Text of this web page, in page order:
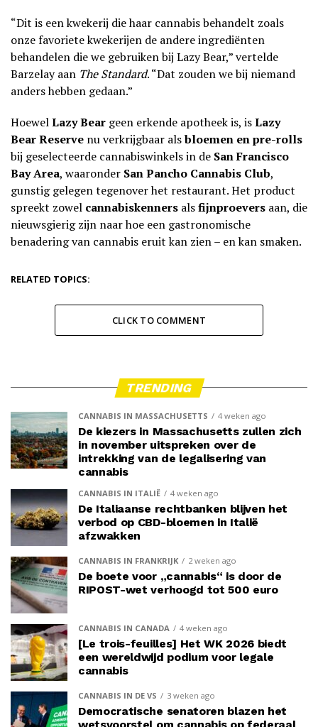
“Dit is een kwekerij die haar cannabis behandelt zoals
onze favoriete kwekerijen de andere ingrediënten
behandelen die we gebruiken bij Lazy Bear,” vertelde
Barzelay aan The Standard. “Dat zouden we bij niemand
anders hebben gedaan.”
HoewelLazy Bear geen erkende apotheek is, isLazy
Bear Reserve nu verkrijgbaar alsbloemen en pre-rolls
bij geselecteerde cannabiswinkels in de San Francisco
Bay Area, waaronder San Pancho Cannabis Club,
gunstig gelegen tegenover het restaurant. Het product
spreekt zowel cannabiskenners alsfijnproevers aan, die
nieuwsgierig zijn naar hoe een gastronomische
benadering van cannabis eruit kan zien – en kan smaken.
RELATED TOPICS:
CLICK TO COMMENT
TRENDING
CANNABIS IN MASSACHUSETTS 4 weken ago
De kiezers in Massachusetts zullen zich
in november uitspreken over de
intrekking van de legalisering van
cannabis
CANNABIS IN ITALIË 4 weken ago
De Italiaanse rechtbanken blijven het
verbod op CBD-bloemen in Italië
afzwakken
CANNABIS IN FRANKRIJK 2 weken ago
De boete voor „cannabis“ is door de
RIPOST-wet verhoogd tot 500 euro
CANNABIS IN CANADA 4 weken ago
[Le trois-feuilles] Het WK 2026 biedt
een wereldwijd podium voor legale
cannabis
CANNABIS IN DE VS 3 weken ago
Democratische senatoren blazen het